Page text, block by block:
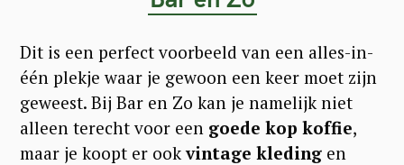
Dit is een perfect voorbeeld van een alles-in-
één plekje waar je gewoon een keer moet zijn
geweest. Bij Bar en Zo kan je namelijk niet
alleen terecht voor een goede kop koffie,
maar je koopt er ookvintage kleding en